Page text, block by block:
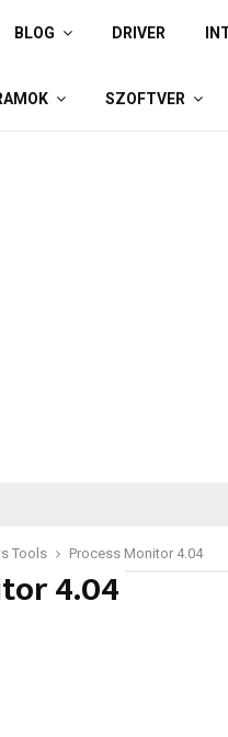
BLOG DRIVER
SZOFTVER
Tools Process Monitor 4.04
4.04